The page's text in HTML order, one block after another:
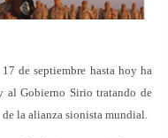
de septiembre hasta hoy ha
al Gobierno Sirio tratando de
la alianza sionista mundial.